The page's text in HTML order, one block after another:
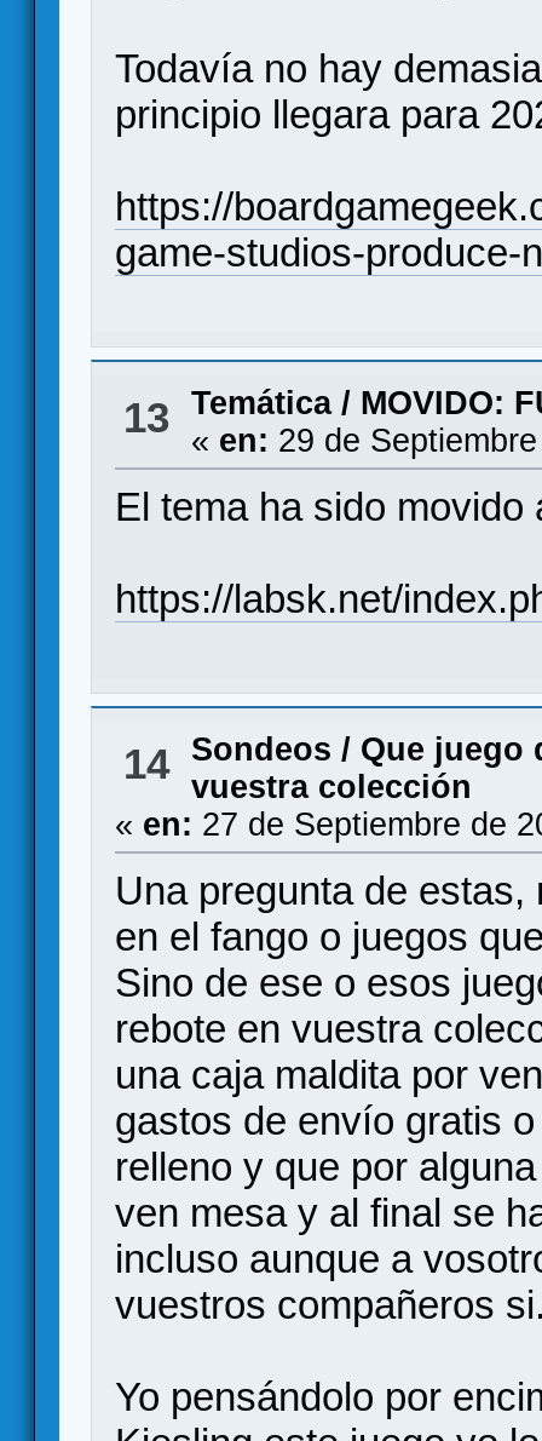
Todavía no hay
principio llegara para
https://
game-studios-produce-
13 Temática/ MOVIDO:
« en: 29 de
El tema ha sido
https://labsk.net/
14 Sondeos / Que juego
vuestra colección
« en: 27 de Septiembre de
Una pregunta de
en el fango o juegos
Sino de ese o esos
rebote en vuestra
una caja maldita por
gastos de envío gratis
relleno y que por
ven mesa y al final se
incluso aunque a
vuestros compañeros
Yo pensándolo por